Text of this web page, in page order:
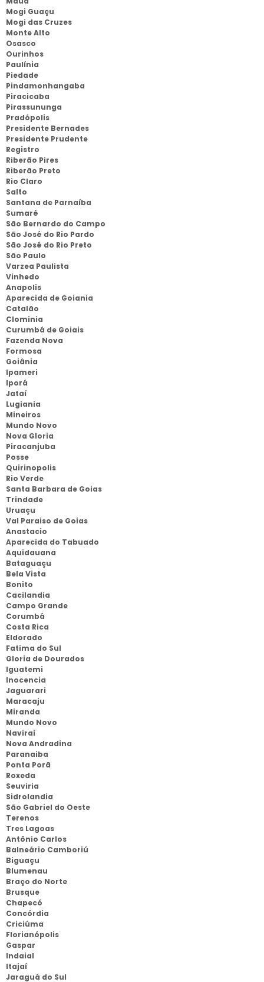
Mogi Guaçu
Mogi das Cruzes
Monte Alto
Osasco
Ourinhos
Paulínia
Piedade
Pindamonhangaba
Piracicaba
Pirassununga
Pradópolis
Presidente Bernades
Presidente Prudente
Registro
Riberão Pires
Riberão Preto
Rio Claro
Salto
Santana de Parnaíba
Sumaré
São Bernardo do Campo
São José do Rio Pardo
São José do Rio Preto
São Paulo
Varzea Paulista
Vinhedo
Anapolis
Aparecida de Goiania
Catalão
Clominia
Curumbá de Goiais
Fazenda Nova
Formosa
Goiânia
Ipameri
Iporá
Jataí
Lugiania
Mineiros
Mundo Novo
Nova Gloria
Piracanjuba
Posse
Quirinopolis
Rio Verde
Santa Barbara de Goias
Trindade
Uruaçu
Val Paraiso de Goias
Anastacio
Aparecida do Tabuado
Aquidauana
Bataguaçu
Bela Vista
Bonito
Cacilandia
Campo Grande
Corumbá
Costa Rica
Eldorado
Fatima do Sul
Gloria de Dourados
Iguatemi
Inocencia
Jaguarari
Maracaju
Miranda
Mundo Novo
Naviraí
Nova Andradina
Paranaiba
Ponta Porã
Roxeda
Seuviria
Sidrolandia
São Gabriel do Oeste
Terenos
Tres Lagoas
Antônio Carlos
Balneário Camboriú
Biguaçu
Blumenau
Braço do Norte
Brusque
Chapecó
Concórdia
Criciúma
Florianópolis
Gaspar
Indaial
Itajaí
Jaraguá do Sul